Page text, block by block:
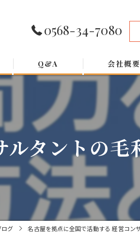
0568-34-7080
Q&A 会社概要
タントの毛
ログ 名古屋を拠点に全国で活動する 経営コン